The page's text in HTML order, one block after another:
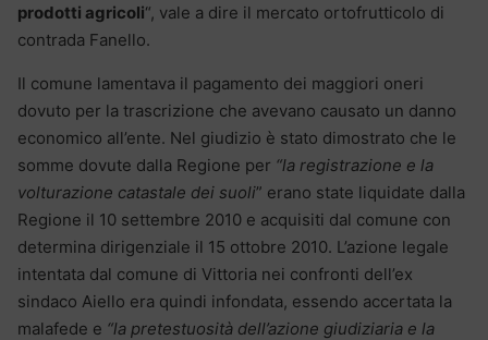
prodotti agricoli“, vale a dire il mercato ortofrutticolo di
contrada Fanello.
Il comune lamentava il pagamento dei maggiori oneri
dovuto per la trascrizione che avevano causato un danno
economico all’ente. Nel giudizio è stato dimostrato che le
somme dovute dalla Regione per “la registrazione e la
volturazione catastale dei suoli” erano state liquidate dalla
Regione il 10 settembre 2010 e acquisiti dal comune con
determina dirigenziale il 15 ottobre 2010. L’azione legale
intentata dal comune di Vittoria nei confronti dell’ex
sindaco Aiello era quindi infondata, essendo accertata la
malafede e “la pretestuosità dell’azione giudiziaria e la